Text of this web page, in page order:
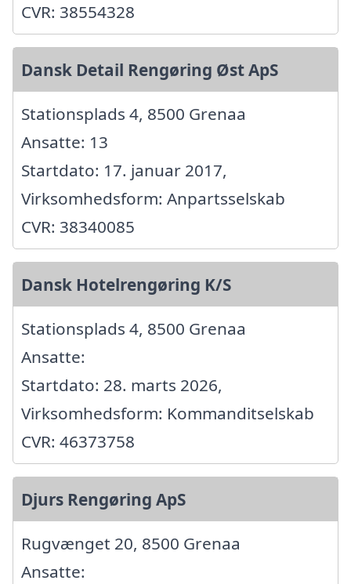
CVR: 38554328
Dansk Detail Rengøring Øst ApS
Stationsplads 4, 8500 Grenaa
Ansatte: 13
Startdato: 17. januar 2017,
Virksomhedsform: Anpartsselskab
CVR: 38340085
Dansk Hotelrengøring K/S
Stationsplads 4, 8500 Grenaa
Ansatte:
Startdato: 28. marts 2026,
Virksomhedsform: Kommanditselskab
CVR: 46373758
Djurs Rengøring ApS
Rugvænget 20, 8500 Grenaa
Ansatte: